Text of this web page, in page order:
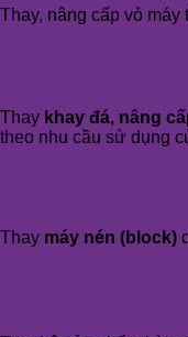
Thay, nâng cấp vỏ máy
Thay khay đá, nâng
theo nhu cầu sử dụng
Thay máy nén (block)